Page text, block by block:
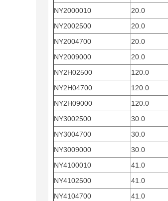
NY2000010
20.0
NY2002500
20.0
NY2004700
20.0
NY2009000
20.0
NY2H02500
120.0
NY2H04700
120.0
NY2H09000
120.0
NY3002500
30.0
NY3004700
30.0
NY3009000
30.0
NY4100010
41.0
NY4102500
41.0
NY4104700
41.0